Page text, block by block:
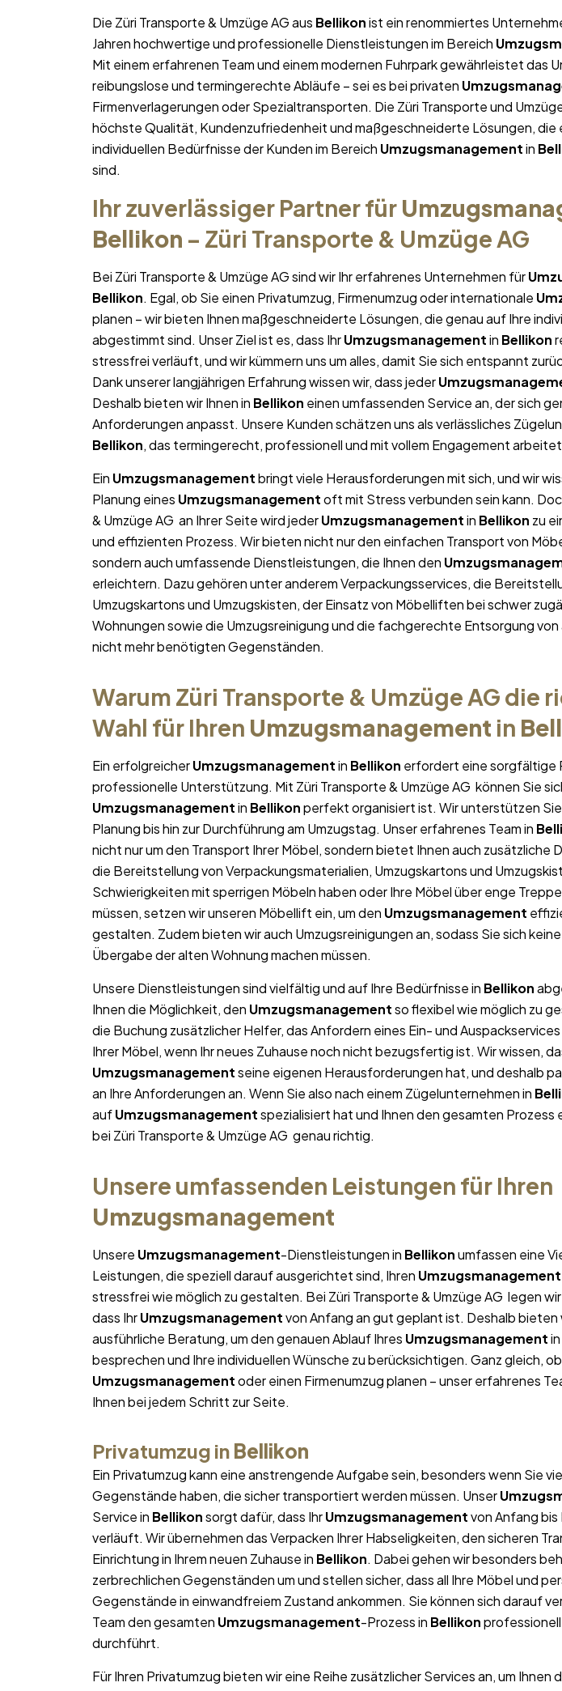
Die Züri Transporte & Umzüge AG aus Bellikonist ein renommiertes
Jahren hochwertige und professionelle Dienstleistungen im Bereich
Mit einem erfahrenen Team und einem modernen Fuhrpark gewährleistet das
reibungslose und termingerechte Abläufe – sei es bei privaten
Firmenverlagerungen oder Spezialtransporten. Die Züri Transporte und
höchste Qualität, Kundenzufriedenheit und maßgeschneiderte Lösungen, die
individuellen Bedürfnisse der Kunden im Bereich Umzugsmanagementin
sind.
Ihr zuverlässiger Partner für
Bellikon – Züri Transporte & Umzüge AG
Bei Züri Transporte & Umzüge AG sind wir Ihr erfahrenes Unternehmen für
Bellikon. Egal, ob Sie einen Privatumzug, Firmenumzug oder internationale
planen – wir bieten Ihnen maßgeschneiderte Lösungen, die genau auf Ihre
abgestimmt sind. Unser Ziel ist es, dass IhrUmzugsmanagementin Bellikon
stressfrei verläuft, und wir kümmern uns um alles, damit Sie sich entspannt
Dank unserer langjährigen Erfahrung wissen wir, dass jeder
Deshalb bieten wir Ihnen in Bellikon einen umfassenden Service an, der sich
Anforderungen anpasst. Unsere Kunden schätzen uns als verlässliches
Bellikon, das termingerecht, professionell und mit vollem Engagement
Ein Umzugsmanagementbringt viele Herausforderungen mit sich, und wir
Planung eines Umzugsmanagementoft mit Stress verbunden sein kann.
& Umzüge AG an Ihrer Seite wird jederUmzugsmanagementin Bellikon zu
und effizienten Prozess. Wir bieten nicht nur den einfachen Transport von
sondern auch umfassende Dienstleistungen, die Ihnen den
erleichtern. Dazu gehören unter anderem Verpackungsservices, die
Umzugskartons und Umzugskisten, der Einsatz von Möbelliften bei schwer
Wohnungen sowie die Umzugsreinigung und die fachgerechte Entsorgung
nicht mehr benötigten Gegenständen.
Warum Züri Transporte & Umzüge AG die
Wahl für Ihren Umzugsmanagement in
Ein erfolgreicherUmzugsmanagementin Bellikon erfordert eine sorgfältige
professionelle Unterstützung. Mit Züri Transporte & Umzüge AG können Sie
Umzugsmanagementin Bellikonperfekt organisiert ist. Wir unterstützen
Planung bis hin zur Durchführung am Umzugstag. Unser erfahrenes Team in
nicht nur um den Transport Ihrer Möbel, sondern bietet Ihnen auch zusätzliche
die Bereitstellung von Verpackungsmaterialien, Umzugskartons und
Schwierigkeiten mit sperrigen Möbeln haben oder Ihre Möbel über enge
müssen, setzen wir unseren Möbellift ein, um den Umzugsmanagement
gestalten. Zudem bieten wir auch Umzugsreinigungen an, sodass Sie sich
Übergabe der alten Wohnung machen müssen.
Unsere Dienstleistungen sind vielfältig und auf Ihre Bedürfnisse in Bellikon
Ihnen die Möglichkeit, den Umzugsmanagementso flexibel wie möglich zu
die Buchung zusätzlicher Helfer, das Anfordern eines Ein- und
Ihrer Möbel, wenn Ihr neues Zuhause noch nicht bezugsfertig ist. Wir wissen,
Umzugsmanagementseine eigenen Herausforderungen hat, und deshalb
an Ihre Anforderungen an. Wenn Sie also nach einem Zügelunternehmen in
aufUmzugsmanagementspezialisiert hat und Ihnen den gesamten Prozess
bei Züri Transporte & Umzüge AG genau richtig.
Unsere umfassenden Leistungen für Ihren
Umzugsmanagement
Unsere Umzugsmanagement-Dienstleistungen in Bellikonumfassen eine
Leistungen, die speziell darauf ausgerichtet sind, Ihren Umzugsmanagement
stressfrei wie möglich zu gestalten. Bei Züri Transporte & Umzüge AG legen
dass IhrUmzugsmanagementvon Anfang an gut geplant ist. Deshalb bieten
ausführliche Beratung, um den genauen Ablauf Ihres Umzugsmanagementin
besprechen und Ihre individuellen Wünsche zu berücksichtigen. Ganz gleich,
Umzugsmanagementoder einen Firmenumzug planen – unser erfahrenes
Ihnen bei jedem Schritt zur Seite.
Privatumzug in Bellikon
Ein Privatumzug kann eine anstrengende Aufgabe sein, besonders wenn Sie
Gegenstände haben, die sicher transportiert werden müssen. Unser
Service in Bellikonsorgt dafür, dass IhrUmzugsmanagementvon Anfang
verläuft. Wir übernehmen das Verpacken Ihrer Habseligkeiten, den sicheren
Einrichtung in Ihrem neuen Zuhause in Bellikon. Dabei gehen wir besonders
zerbrechlichen Gegenständen um und stellen sicher, dass all Ihre Möbel und
Gegenstände in einwandfreiem Zustand ankommen. Sie können sich darauf
Team den gesamten Umzugsmanagement-Prozess in Bellikon
durchführt.
Für Ihren Privatumzug bieten wir eine Reihe zusätzlicher Services an, um Ihnen